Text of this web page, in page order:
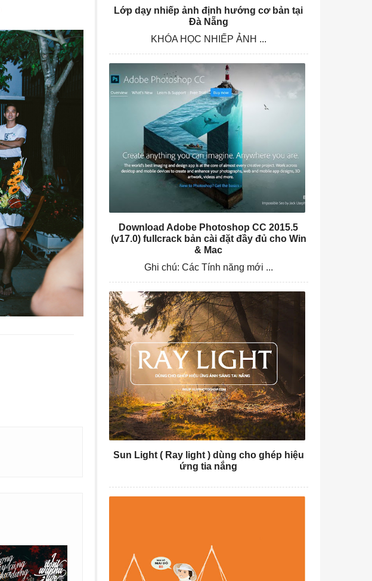
Lớp dạy nhiếp ảnh định hướng cơ bản tại
Đà Nẵng
KHÓA HỌC NHIẾP ẢNH ...
Download Adobe Photoshop CC 2015.5
(v17.0) fullcrack bản cài đặt đầy đủ cho Win
& Mac
Ghi chú: Các Tính năng mới ...
Sun Light ( Ray light ) dùng cho ghép hiệu
ứng tia nắng